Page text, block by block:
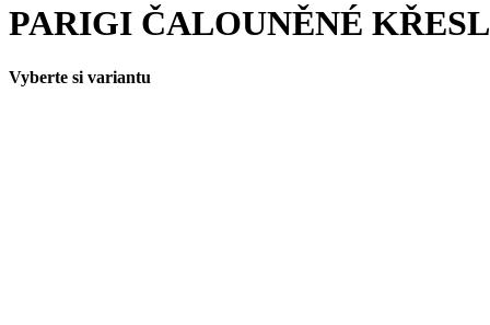
PARIGI ČALOUNĚNÉ
Vyberte si variantu